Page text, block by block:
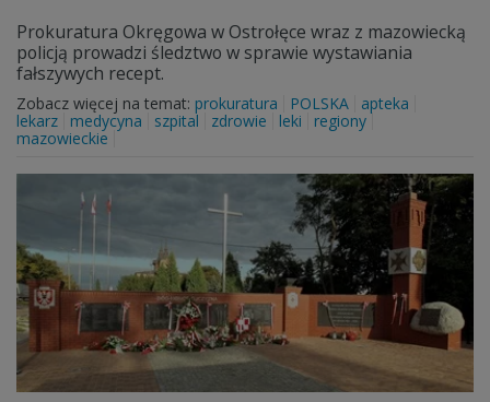
Prokuratura Okręgowa w Ostrołęce wraz z mazowiecką
policją prowadzi śledztwo w sprawie wystawiania
fałszywych recept.
Zobacz więcej na temat: prokuratura POLSKA
apteka
lekarz
medycyna szpital zdrowie leki
regiony
mazowieckie